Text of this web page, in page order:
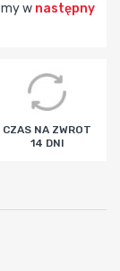
w następny
CZAS NA ZWROT
14 DNI